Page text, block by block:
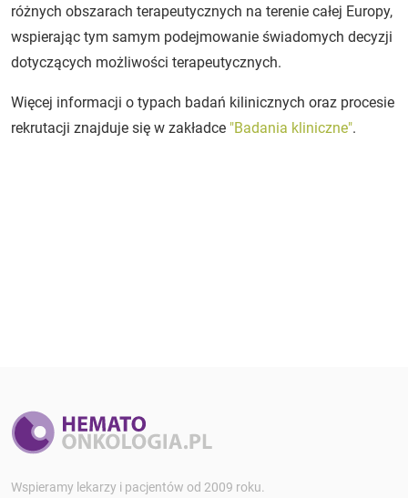
różnych obszarach terapeutycznych na terenie całej Europy,
wspierając tym samym podejmowanie świadomych decyzji
dotyczących możliwości terapeutycznych.
Więcej informacji o typach badań kilinicznych oraz procesie
rekrutacji znajduje się w zakładce "Badania kliniczne".
Wspieramy lekarzy i pacjentów od 2009 roku.